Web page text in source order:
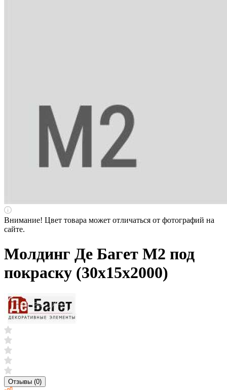
Внимание! Цвет товара может отличаться от фотографий на
сайте.
Молдинг Де Багет M2 под
покраску (30х15х2000)
Отзывы (0)